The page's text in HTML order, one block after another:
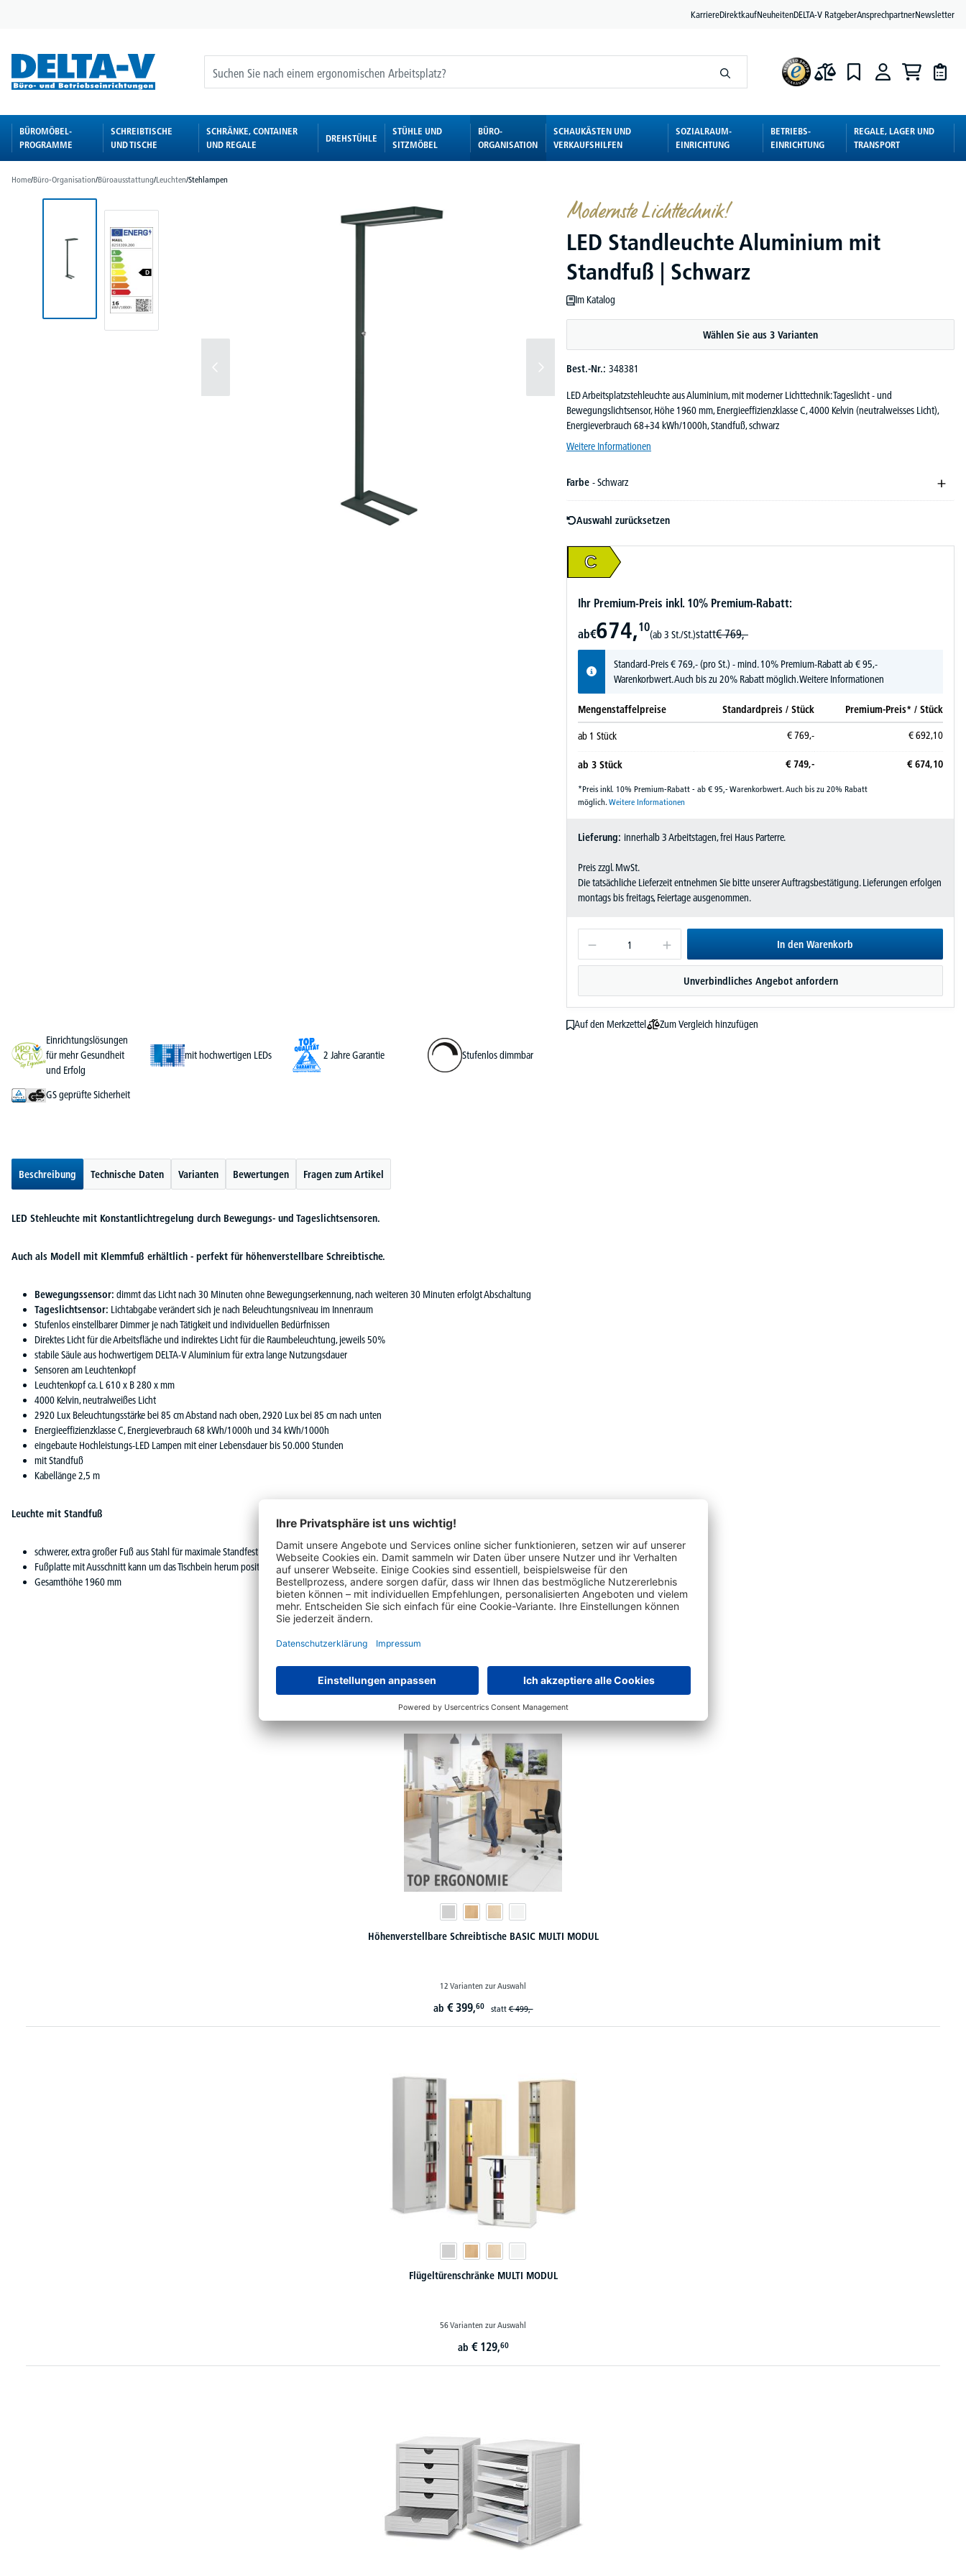
KarriereDirektkaufNeuheitenDELTA-V RatgeberAnsprechpartnerNewsletter
BÜROMÖBEL-
PROGRAMME
SCHREIBTISCHE
UND TISCHE
SCHRÄNKE, CONTAINER
UND REGALE
DREHSTÜHLE
STÜHLE UND
SITZMÖBEL
BÜRO-
ORGANISATION
SCHAUKÄSTEN UND
VERKAUFSHILFEN
SOZIALRAUM-
EINRICHTUNG
BETRIEBS-
EINRICHTUNG
REGALE, LAGER UND
TRANSPORT
Home/Büro-Organisation/Büroausstattung/Leuchten/Stehlampen
Modernste Lichttechnik!
LED Standleuchte Aluminium mit
Standfuß | Schwarz
Im Katalog
Wählen Sie aus 3 Varianten
Best.-Nr.: 348381
LED Arbeitsplatzstehleuchte aus Aluminium, mit moderner Lichttechnik: Tageslicht - und
Bewegungslichtsensor, Höhe 1960 mm, Energieeffizienzklasse C, 4000 Kelvin (neutralweisses Licht),
Energieverbrauch 68+34 kWh/1000h, Standfuß, schwarz
Weitere Informationen
Farbe - Schwarz
Auswahl zurücksetzen
C
Ihr Premium-Preis inkl. 10% Premium-Rabatt:
ab€674,10
(ab 3 St./St.)statt€ 769,-
Standard-Preis€769,-(pro St.) - mind. 10% Premium-Rabatt ab € 95,-
Warenkorbwert. Auch bis zu 20% Rabatt möglich.Weitere Informationen
Mengenstaffelpreise Standardpreis / Stück Premium-Preis* / Stück
ab 1 Stück €769,- €692,10
ab 3 Stück € 749,- € 674,10
*Preis inkl. 10% Premium-Rabatt - ab € 95,- Warenkorbwert. Auch bis zu 20% Rabatt
möglich. Weitere Informationen
Lieferung: innerhalb 3 Arbeitstagen, frei Haus Parterre.
Preis zzgl. MwSt.
Die tatsächliche Lieferzeit entnehmen Sie bitte unserer Auftragsbestätigung. Lieferungen erfolgen
montags bis freitags, Feiertage ausgenommen.
In den Warenkorb
Unverbindliches Angebot anfordern
Auf den Merkzettel
Zum Vergleich hinzufügen
Einrichtungslösungen
für mehr Gesundheit
und Erfolg
mit hochwertigen LEDs 2 Jahre Garantie Stufenlos dimmbar
GS geprüfte Sicherheit
Beschreibung Technische Daten Varianten Bewertungen Fragen zum Artikel
LED Stehleuchte mit Konstantlichtregelung durch Bewegungs- und Tageslichtsensoren.
Auch als Modell mit Klemmfuß erhältlich - perfekt für höhenverstellbare Schreibtische.
Bewegungssensor: dimmt das Licht nach 30 Minuten ohne Bewegungserkennung, nach weiteren 30 Minuten erfolgt Abschaltung
Tageslichtsensor: Lichtabgabe verändert sich je nach Beleuchtungsniveau im Innenraum
Stufenlos einstellbarer Dimmer je nach Tätigkeit und individuellen Bedürfnissen
Direktes Licht für die Arbeitsfläche und indirektes Licht für die Raumbeleuchtung, jeweils 50%
stabile Säule aus hochwertigem DELTA-V Aluminium für extra lange Nutzungsdauer
Sensoren am Leuchtenkopf
Leuchtenkopf ca. L 610 x B 280 x mm
4000 Kelvin, neutralweißes Licht
2920 Lux Beleuchtungsstärke bei 85 cm Abstand nach oben, 2920 Lux bei 85 cm nach unten
Energieeffizienzklasse C, Energieverbrauch 68 kWh/1000h und 34 kWh/1000h
eingebaute Hochleistungs-LED Lampen mit einer Lebensdauer bis 50.000 Stunden
mit Standfuß
Kabellänge 2,5 m
Leuchte mit Standfuß
schwerer, extra großer Fuß aus Stahl für maximale Standfestigkeit B 300 x 450 mm
Fußplatte mit Ausschnitt kann um das Tischbein herum positioniert werden
Gesamthöhe 1960 mm
Schon gesehen?
Höhenverstellbare Schreibtische BASIC MULTI MODUL
12 Varianten zur Auswahl
ab € 399,60 statt€ 499,-
Flügeltürenschränke MULTI MODUL
56 Varianten zur Auswahl
ab € 129,60